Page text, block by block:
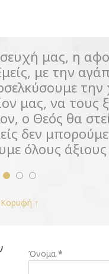
μας, η
με την
την
μας, να τους
ο Θεός θα
δεν
όλους
Κορυφή ↑
Όνομα *